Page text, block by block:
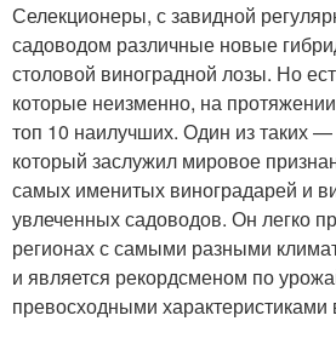
Селекционеры, с завидной
садоводом различные новые
столовой виноградной лозы. Но
которые неизменно, на
топ 10 наилучших. Один из таких
который заслужил мировое
самых именитых виноградарей и
увлеченных садоводов. Он легко
регионах с самыми разными
и является рекордсменом по
превосходными характеристиками